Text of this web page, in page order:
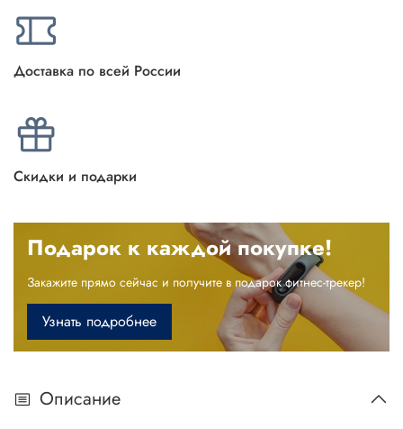
Доставка по всей России
Скидки и подарки
Подарок к каждой покупке!
Закажите прямо сейчас и получите в подарок фитнес-трекер!
Узнать подробнее
Описание